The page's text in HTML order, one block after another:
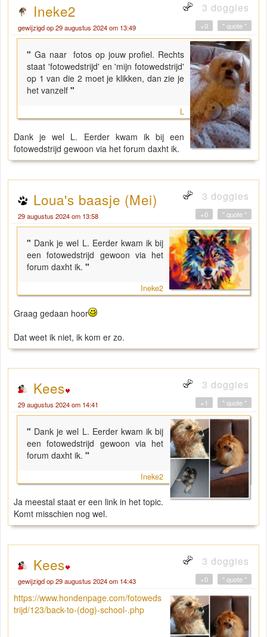
Ineke2 3 doggies
gewijzigd op 29 augustus 2024 om 13:49 " quote "
+0
" Ga naar fotos op jouw profiel. Rechts
staat 'fotowedstrijd' en 'mijn fotowedstrijd'
op 1 van die 2 moet je klikken, dan zie je
het vanzelf "
L
Dank je wel L. Eerder kwam ik bij een
fotowedstrijd gewoon via het forum daxht ik.
Loua's baasje (Mei) 3 doggies
29 augustus 2024 om 13:58 " quote "
+0
" Dank je wel L. Eerder kwam ik bij
een fotowedstrijd gewoon via het
forum daxht ik. "
Ineke2
Graag gedaan hoor
Dat weet ik niet, ik kom er zo.
Kees 3 doggies
29 augustus 2024 om 14:41 " quote "
+1
" Dank je wel L. Eerder kwam ik bij
een fotowedstrijd gewoon via het
forum daxht ik. "
Ineke2
Ja meestal staat er een link in het topic.
Komt misschien nog wel.
Kees 3 doggies
gewijzigd op 29 augustus 2024 om 14:43 " quote "
+0
https://www.hondenpage.com/fotoweds
trijd/123/back-to-(dog)-school-.php